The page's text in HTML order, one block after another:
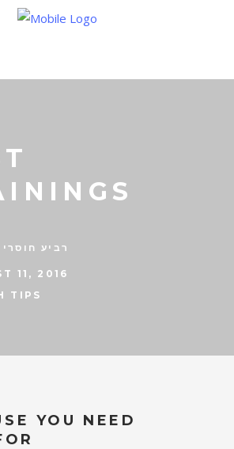
רביע חוסרי
11, 2016
TIPS
YOU NEED